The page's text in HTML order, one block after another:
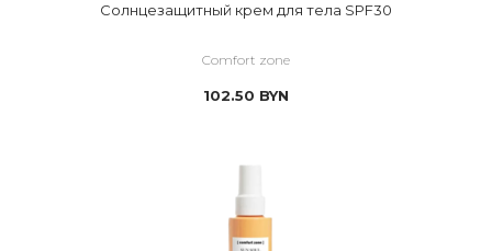
Солнцезащитный крем для тела SPF30
Comfort zone
102.50 BYN